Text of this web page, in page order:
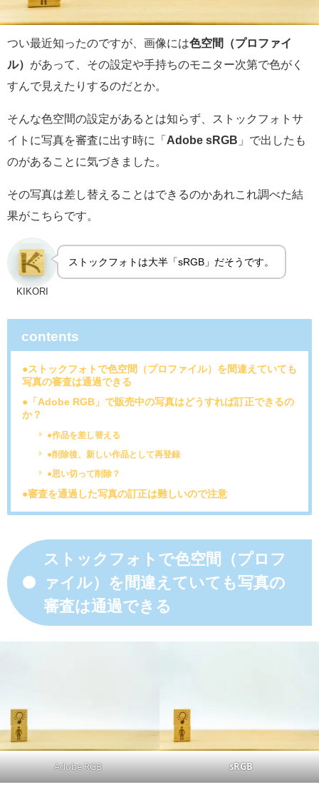
つい最近知ったのですが、画像には色空間（プロファイ
ル） があって、その設定や手持ちのモニター次第で色がく
すんで見えたりするのだとか。
そんな色空間の設定があるとは知らず、ストックフォトサ
イトに写真を審査に出す時に「Adobe sRGB 」で出したも
のがあることに気づきました。
その写真は差し替えることはできるのかあれこれ調べた結
果がこちらです。
KIKORI
ストックフォトは大半「sRGB」だそうです。
contents
●ストックフォトで色空間（プロファイル）を間違えていても
写真の審査は通過できる
●「Adobe RGB」で販売中の写真はどうすれば訂正できるの
か？
●作品を差し替える
●削除後、新しい作品として再登録
●思い切って削除？
●審査を通過した写真の訂正は難しいので注意
ストックフォトで色空間（プロフ
ァイル）を間違えていても写真の
審査は通過できる
Adobe RGB sRGB